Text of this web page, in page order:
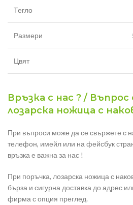
Тегло
Размери
Цвят
Връзка с нас ? /
лозарска ножица с
При въпроси може да се свържете с
телефон, имейл или на фейсбук
връзка е важна за нас !
При поръчка, лозарска ножица с
бърза и сигурна доставка до адрес
фирма с опция преглед.